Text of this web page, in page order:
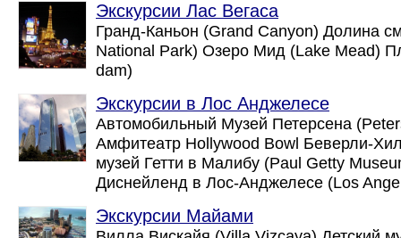
Экскурсии Лас Вегаса
Гранд-Каньон (Grand Canyon) Долина
National Park) Озеро Мид (Lake Mead)
dam)
Экскурсии в Лос Анджелесе
Автомобильный Музей Петерсена
Амфитеатр Hollywood Bowl Беверли-
музей Гетти в Малибу (Paul Getty
Диснейленд в Лос-Анджелесе (Los
Экскурсии Майами